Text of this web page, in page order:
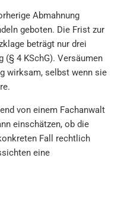
Abmahnung
geboten. Die Frist zur
beträgt nur drei
(§ 4 KSchG). Versäumen
wirksam, selbst wenn sie
von einem Fachanwalt
einschätzen, ob die
Fall rechtlich
eine